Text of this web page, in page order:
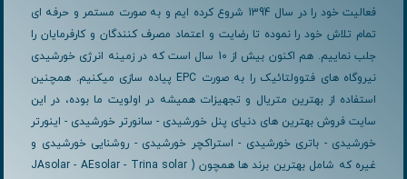
فعالیت خود را در سال 1394 شروع کرده ایم و به صورت مستمر و حرفه ای
تمام تلاش خود را نموده تا رضایت و اعتماد مصرف کنندگان و کارفرمایان را
جلب نماییم. هم اکنون بیش از 10 سال است که در زمینه انرژی خورشیدی
نیروگاه های فتوولتائیک را به صورت EPC پیاده سازی میکنیم. همچنین
استفاده از بهترین متریال و تجهیزات همیشه در اولویت ما بوده، در این
سایت فروش بهترین های دنیای پنل خورشیدی - سانورتر خورشیدی - اینورتر
خورشیدی - باتری خورشیدی - استراکچر خورشیدی - روشنایی خورشیدی و
غیره که شامل بهترین برند ها همچون ( JAsolar - AEsolar - Trina solar